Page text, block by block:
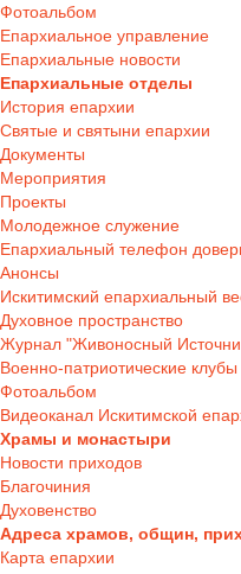
Фотоальбом
Епархиальное управление
Епархиальные новости
Епархиальные отделы
История епархии
Святые и святыни епархии
Документы
Мероприятия
Проекты
Молодежное служение
Епархиальный телефон
Анонсы
Искитимский епархиальный
Духовное пространство
Журнал "Живоносный
Военно-патриотические клубы
Фотоальбом
Видеоканал Искитимской
Храмы и монастыри
Новости приходов
Благочиния
Духовенство
Адреса храмов, общин,
Карта епархии